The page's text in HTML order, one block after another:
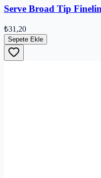
Serve Broad Tip
₺31,20
Sepete Ekle